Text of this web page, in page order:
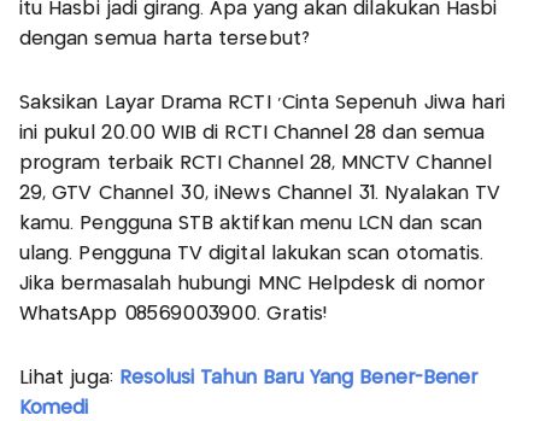
itu Hasbi jadi girang. Apa yang akan dilakukan Hasbi
dengan semua harta tersebut?
Saksikan Layar Drama RCTI 'Cinta Sepenuh Jiwa hari
ini pukul 20.00 WIB di RCTI Channel 28 dan semua
program terbaik RCTI Channel 28, MNCTV Channel
29, GTV Channel 30, iNews Channel 31. Nyalakan TV
kamu. Pengguna STB aktifkan menu LCN dan scan
ulang. Pengguna TV digital lakukan scan otomatis.
Jika bermasalah hubungi MNC Helpdesk di nomor
WhatsApp 08569003900. Gratis!
Lihat juga: Resolusi Tahun Baru Yang Bener-Bener
Komedi